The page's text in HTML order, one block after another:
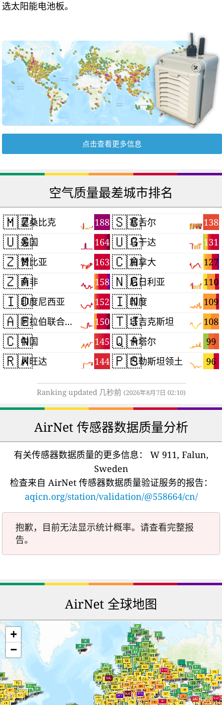
选太阳能电池板。
点击查看更多信息
空气质量最差城市排名
🇲🇿 188
莫桑比克
🇺🇸 164
美国
🇿🇲 163
赞比亚
🇿🇦 158
南非
🇮🇩 152
印度尼西亚
🇦🇪 150
阿拉伯联合酋长国
🇨🇳 145
中国
🇷🇼 144
卢旺达
🇸🇨 138
塞舌尔
🇺🇬 131
乌干达
🇨🇦 127
加拿大
🇳🇬 110
尼日利亚
🇮🇳 109
印度
🇹🇯 108
塔吉克斯坦
🇶🇦 99
卡塔尔
🇵🇸 96
巴勒斯坦领土
Ranking updated 几秒前 (2026年8月7日 02:10)
AirNet 传感器数据质量分析
有关传感器数据质量的更多信息：
W 911, Falun,
Sweden
检查来自 AirNet 传感器数据质量验证服务的报告：
aqicn.org/station/validation/@558664/cn/
抱歉，目前无法显示统计概率。请查看完整报
告。
AirNet 全球地图
+
−